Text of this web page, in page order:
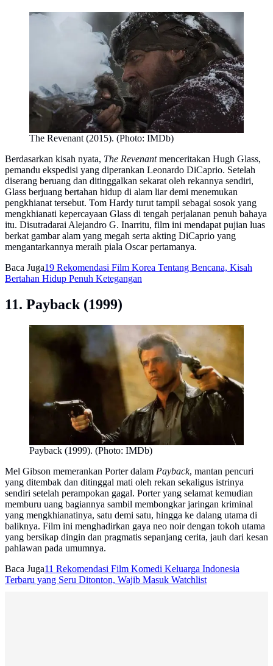
The Revenant (2015). (Photo: IMDb)
Berdasarkan kisah nyata, The Revenantmenceritakan Hugh Glass,
pemandu ekspedisi yang diperankan Leonardo DiCaprio. Setelah
diserang beruang dan ditinggalkan sekarat oleh rekannya sendiri,
Glass berjuang bertahan hidup di alam liar demi menemukan
pengkhianat tersebut. Tom Hardy turut tampil sebagai sosok yang
mengkhianati kepercayaan Glass di tengah perjalanan penuh bahaya
itu. Disutradarai Alejandro G. Inarritu, film ini mendapat pujian luas
berkat gambar alam yang megah serta akting DiCaprio yang
mengantarkannya meraih piala Oscar pertamanya.
Baca Juga19 Rekomendasi Film Korea Tentang Bencana, Kisah
Bertahan Hidup Penuh Ketegangan
11. Payback (1999)
Payback (1999). (Photo: IMDb)
Mel Gibson memerankan Porter dalam Payback, mantan pencuri
yang ditembak dan ditinggal mati oleh rekan sekaligus istrinya
sendiri setelah perampokan gagal. Porter yang selamat kemudian
memburu uang bagiannya sambil membongkar jaringan kriminal
yang mengkhianatinya, satu demi satu, hingga ke dalang utama di
baliknya. Film ini menghadirkan gaya neo noir dengan tokoh utama
yang bersikap dingin dan pragmatis sepanjang cerita, jauh dari kesan
pahlawan pada umumnya.
Baca Juga11 Rekomendasi Film Komedi Keluarga Indonesia
Terbaru yang Seru Ditonton, Wajib Masuk Watchlist